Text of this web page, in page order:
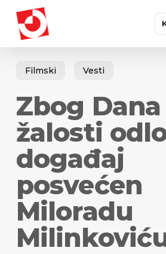
main
Filmski Vesti
Zbog Dana
žalosti
događaj
posvećen
Miloradu